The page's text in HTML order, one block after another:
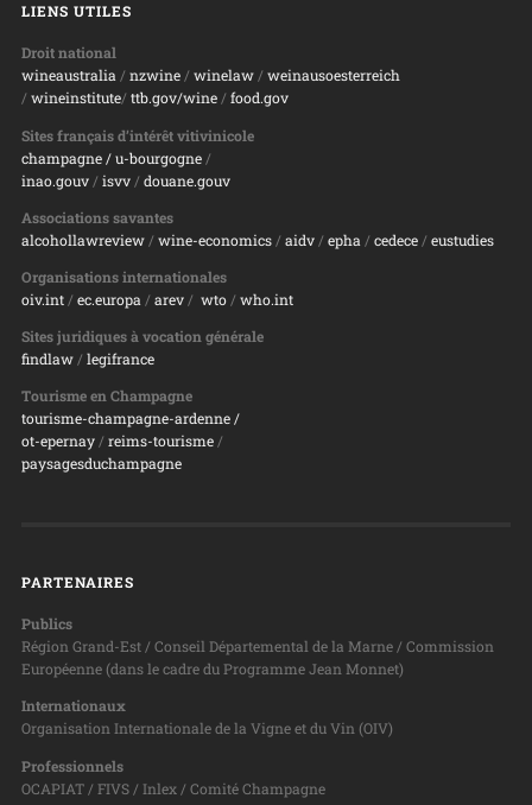
LIENS UTILES
Droit national
wineaustralia/ nzwine/ winelaw/ weinausoesterreich
/ wineinstitute/ ttb.gov/wine/ food.gov
Sites français d’intérêt vitivinicole
champagne/ u-bourgogne/
inao.gouv/ isvv/ douane.gouv
Associations savantes
alcohollawreview/ wine-economics/ aidv/ epha / cedece/ eustudies
Organisations internationales
oiv.int/ ec.europa / arev/ wto/ who.int
Sites juridiques à vocation générale
findlaw/ legifrance
Tourisme en Champagne
tourisme-champagne-ardenne /
ot-epernay/ reims-tourisme/
paysagesduchampagne
PARTENAIRES
Publics
Région Grand-Est / Conseil Départemental de la Marne / Commission
Européenne (dans le cadre du Programme Jean Monnet)
Internationaux
Organisation Internationale de la Vigne et du Vin (OIV)
Professionnels
OCAPIAT / FIVS / Inlex / Comité Champagne